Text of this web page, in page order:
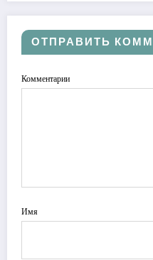
ОТПРАВИТЬ
Комментарии
Имя